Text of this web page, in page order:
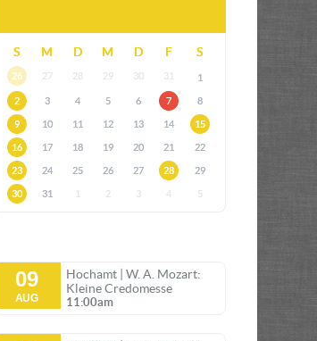
S M D M D F S
26 27 28 29 30 31 1
2 3 4 5 6 7 8
9 10 11 12 13 14 15
16 17 18 19 20 21 22
23 24 25 26 27 28 29
30 31 1 2 3 4 5
09
AUG
Hochamt | W. A. Mozart:
Kleine Credomesse
11:00am